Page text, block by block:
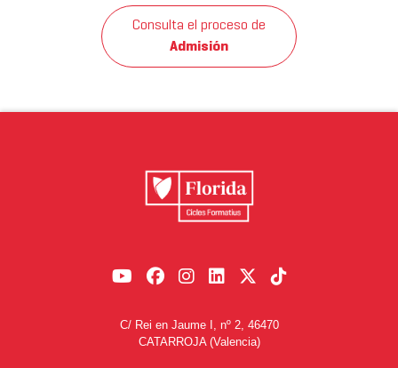
Consulta el proceso de
Admisión
C/ Rei en Jaume I, nº 2, 46470
CATARROJA (Valencia)